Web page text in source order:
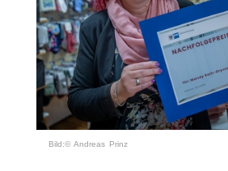
Bild:© Andreas Prinz